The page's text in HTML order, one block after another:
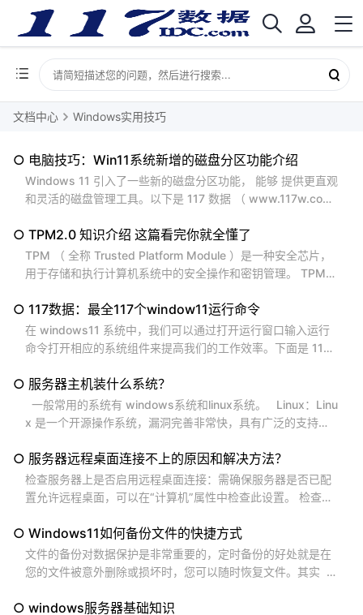
文档中心 Windows实用技巧
○ 电脑技巧：Win11系统新增的磁盘分区功能介绍
Windows 11 引入了一些新的磁盘分区功能， 能够 提供更直观
和灵活的磁盘管理工具。以下是 117 数据 （ www.117w.com
。 1. 窗口化磁盘管理工具： Windows 11...
○ TPM2.0 知识介绍 这篇看完你就全懂了
TPM （ 全称 Trusted Platform Module ）是一种安全芯片，
用于存储和执行计算机系统中的安全操作和密钥管理。 TPM
下是 117 数据 （ www.117w.com ）整理的一些对于 TPM 2.
0 的知识介绍 。 1. 安全功能：...
○ 117数据：最全117个window11运行命令
在 windows11 系统中，我们可以通过打开运行窗口输入运行
命令打开相应的系统组件来提高我们的工作效率。下面是 117
以根据您的需求来使用以下命令。 Windows （版本） winv
er 设置...
○ 服务器主机装什么系统？
x 是一个开源操作系统，漏洞完善非常快，具有广泛的支持和
些都是非常优秀的开源系统，功能大同小异。Linux操作系统通
常被认为是稳定、安全且灵活的选择，广泛应用于各种服务器
领域，是目前占据主流的服务器系统。 ...
○ 服务器远程桌面连接不上的原因和解决方法？
检查服务器上是否启用远程桌面连接：需确保服务器是否已配
置允许远程桌面，可以在“计算机”属性中检查此设置。 检查服
没修改过默认端口号的不需要输入，如果修改过就要在ip地址
后面输入再进行远程桌面连接。 检查服务器是否正常运行：可
以ping一下服务器，如果可以ping通，说明服务器是在线的，
○ Windows11如何备份文件的快捷方式
文件的备份对数据保护是非常重要的，定时备份的好处就是在
您的文件被意外删除或损坏时，您可以随时恢复文件。其实
似。您可以按照 117 数据 （ www.117w.com ）为您提供的
○ windows服务器基础知识